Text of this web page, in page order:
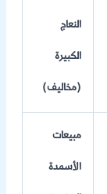
النعاج
الكبيرة
(مخاليف)
مبيعات
الأسمدة